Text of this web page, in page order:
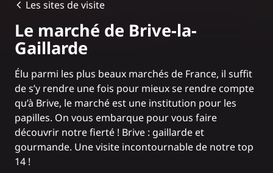
Les sites de visite
Le marché de Brive-la-
Gaillarde
Élu parmi les plus beaux marchés de France, il suffit
de s’y rendre une fois pour mieux se rendre compte
qu’à Brive, le marché est une institution pour les
papilles. On vous embarque pour vous faire
découvrir notre fierté ! Brive : gaillarde et
gourmande. Une visite incontournable de notre top
14 !